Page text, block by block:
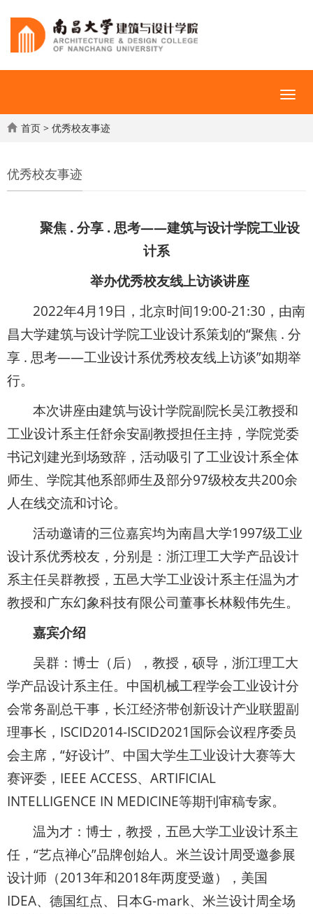
首页 > 优秀校友事迹
优秀校友事迹
聚焦 . 分享 . 思考——建筑与设计学院工业设
计系
举办优秀校友线上访谈讲座
2022年4月19日，北京时间19:00-21:30，由南
昌大学建筑与设计学院工业设计系策划的“聚焦 . 分
享 . 思考——工业设计系优秀校友线上访谈”如期举
行。
本次讲座由建筑与设计学院副院长吴江教授和
工业设计系主任舒余安副教授担任主持，学院党委
书记刘建光到场致辞，活动吸引了工业设计系全体
师生、学院其他系部师生及部分97级校友共200余
人在线交流和讨论。
活动邀请的三位嘉宾均为南昌大学1997级工业
设计系优秀校友，分别是：浙江理工大学产品设计
系主任吴群教授，五邑大学工业设计系主任温为才
教授和广东幻象科技有限公司董事长林毅伟先生。
嘉宾介绍
吴群：博士（后），教授，硕导，浙江理工大
学产品设计系主任。中国机械工程学会工业设计分
会常务副总干事，长江经济带创新设计产业联盟副
理事长，ISCID2014-ISCID2021国际会议程序委员
会主席，“好设计”、中国大学生工业设计大赛等大
赛评委，IEEE ACCESS、ARTIFICIAL
INTELLIGENCE IN MEDICINE等期刊审稿专家。
温为才：博士，教授，五邑大学工业设计系主
任，“艺点禅心”品牌创始人。米兰设计周受邀参展
设计师（2013年和2018年两度受邀），美国
IDEA、德国红点、日本G-mark、米兰设计周全场